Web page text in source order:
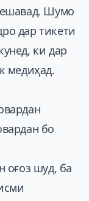
Шумо
дар тикети
ки дар
медиҳад.
бо
оғоз шуд, ба